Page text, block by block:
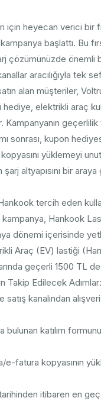
için heyecan verici bir
başlattı. Bu
çözümünüzde önemli
aracılığıyla
alan müşteriler,
elektrikli araç
sonrası, kupon
yüklemeyi
altyapısını bir
tercih eden
kampanya, Hankook
dönemi içerisinde
Araç (EV) lastiği
geçerli 1500 TL
Takip Edilecek Adımlar:
satış kanalından
bulunan katılım
e-fatura kopyasının
itibaren en